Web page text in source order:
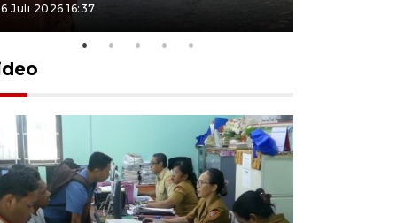
6 Juli 2026 16:37